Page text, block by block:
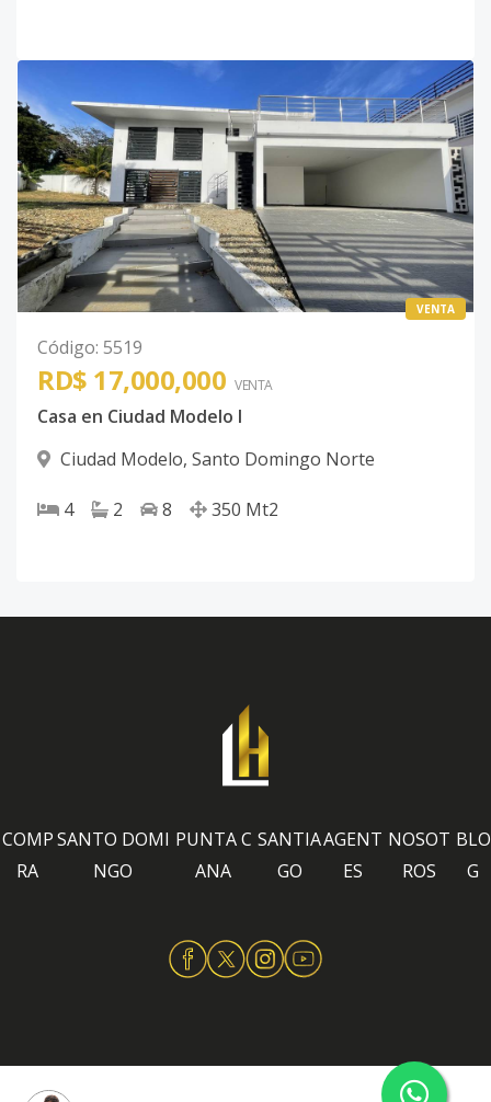
VENTA
Código: 5519
RD$ 17,000,000 VENTA
Casa en Ciudad Modelo I
Ciudad Modelo, Santo Domingo Norte
4 2 8 350 Mt2
COMP
RA
SANTO DOMI
NGO
PUNTA C
ANA
SANTIA
GO
AGENT
ES
NOSOT
ROS
BLO
G